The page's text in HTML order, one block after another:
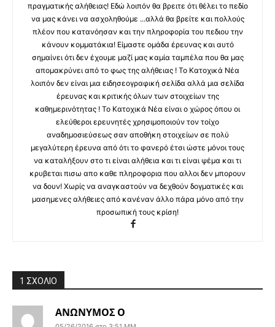
πραγματικής αλήθειας! Εδώ λοιπόν θα βρειτε ότι θέλει το πεδίο
να μας κάνει να ασχοληθούμε ...αλλά θα βρείτε και πολλούς
πλέον που κατανόησαν και την πληροφορία του πεδιου την
κάνουν κομματάκια! Είμαστε ομάδα έρευνας και αυτό
σημαίνει ότι δεν έχουμε μαζί μας καμία ταμπέλα που θα μας
απομακρύνει από το φως της αλήθειας ! Το Κατοχικά Νέα
λοιπόν δεν είναι μια ειδησεογραφική σελίδα αλλά μια σελίδα
έρευνας και κριτικής όλων των στοιχείων της
καθημερινότητας ! Το Κατοχικά Νέα είναι ο χώρος όπου οι
ελεύθεροι ερευνητές χρησιμοποιούν τον τοίχο
αναδημοσιεύσεως σαν αποθήκη στοιχείων σε πολύ
μεγαλύτερη έρευνα από ότι το φανερό έτσι ώστε μόνοι τους
να καταλήξουν στο τι είναι αλήθεια και τι είναι ψέμα και τι
κρυβεται πισω απο καθε πληροφορια που αλλοι δεν μπορουν
να δουν! Χωρίς να αναγκαστούν να δεχθούν δογματικές και
μασημενες αλήθειες από κανέναν άλλο πάρα μόνο από την
προσωπική τους κρίση!
1 ΣΧΟΛΙΟ
ΑΝΩΝΥΜΟΣ Ο